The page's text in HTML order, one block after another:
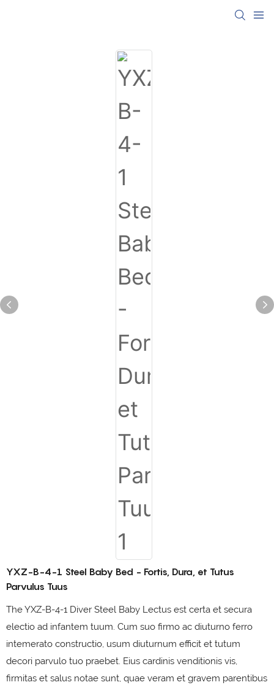
YXZ-B-4-1 Steel Baby Bed - Fortis, Dura, et Tutus
Parvulus Tuus
The YXZ-B-4-1 Diver Steel Baby Lectus est certa et secura
electio ad infantem tuum. Cum suo firmo ac diuturno ferro
intemerato constructio, usum diuturnum efficit et tutum
decori parvulo tuo praebet. Eius cardinis venditionis vis,
firmitas et salus notae sunt, quae veram et gravem parentibus